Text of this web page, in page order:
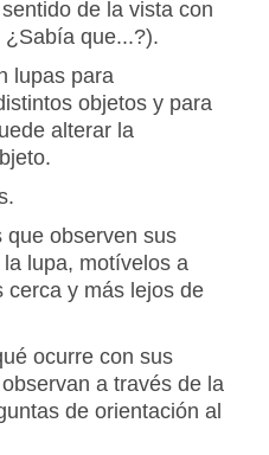
de la vista con
¿Sabía que...?).
lupas para
objetos y para
alterar la
que observen sus
lupa, motívelos a
cerca y más lejos de
ocurre con sus
a través de la
de orientación al